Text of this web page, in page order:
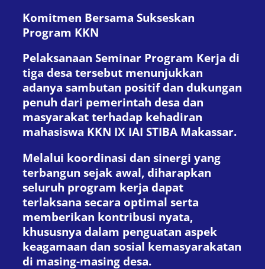
Komitmen Bersama Sukseskan
Program KKN
Pelaksanaan Seminar Program Kerja di
tiga desa tersebut menunjukkan
adanya sambutan positif dan dukungan
penuh dari pemerintah desa dan
masyarakat terhadap kehadiran
mahasiswa KKN IX IAI STIBA Makassar.
Melalui koordinasi dan sinergi yang
terbangun sejak awal, diharapkan
seluruh program kerja dapat
terlaksana secara optimal serta
memberikan kontribusi nyata,
khususnya dalam penguatan aspek
keagamaan dan sosial kemasyarakatan
di masing-masing desa.